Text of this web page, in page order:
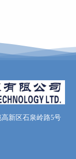
新区石泉岭路5号